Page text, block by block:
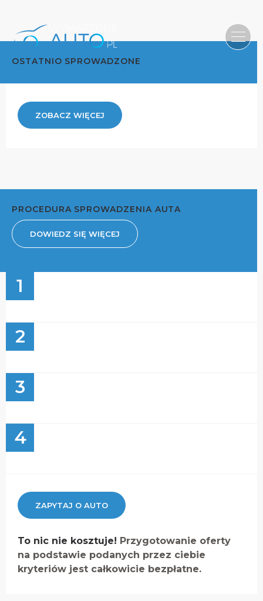
OSTATNIO SPROWADZONE
ZOBACZ WIĘCEJ
PROCEDURA SPROWADZENIA AUTA
DOWIEDZ SIĘ WIĘCEJ
1
2
3
4
ZAPYTAJ O AUTO
To nic nie kosztuje! Przygotowanie oferty
na podstawie podanych przez ciebie
kryteriów jest całkowicie bezpłatne.